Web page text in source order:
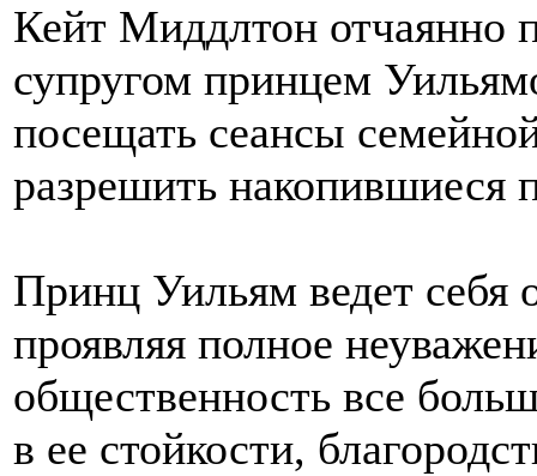
Кейт Миддлтон отчаянно
супругом принцем
посещать сеансы
разрешить накопившиеся
Принц Уильям ведет себя
проявляя полное
общественность все
в ее стойкости,